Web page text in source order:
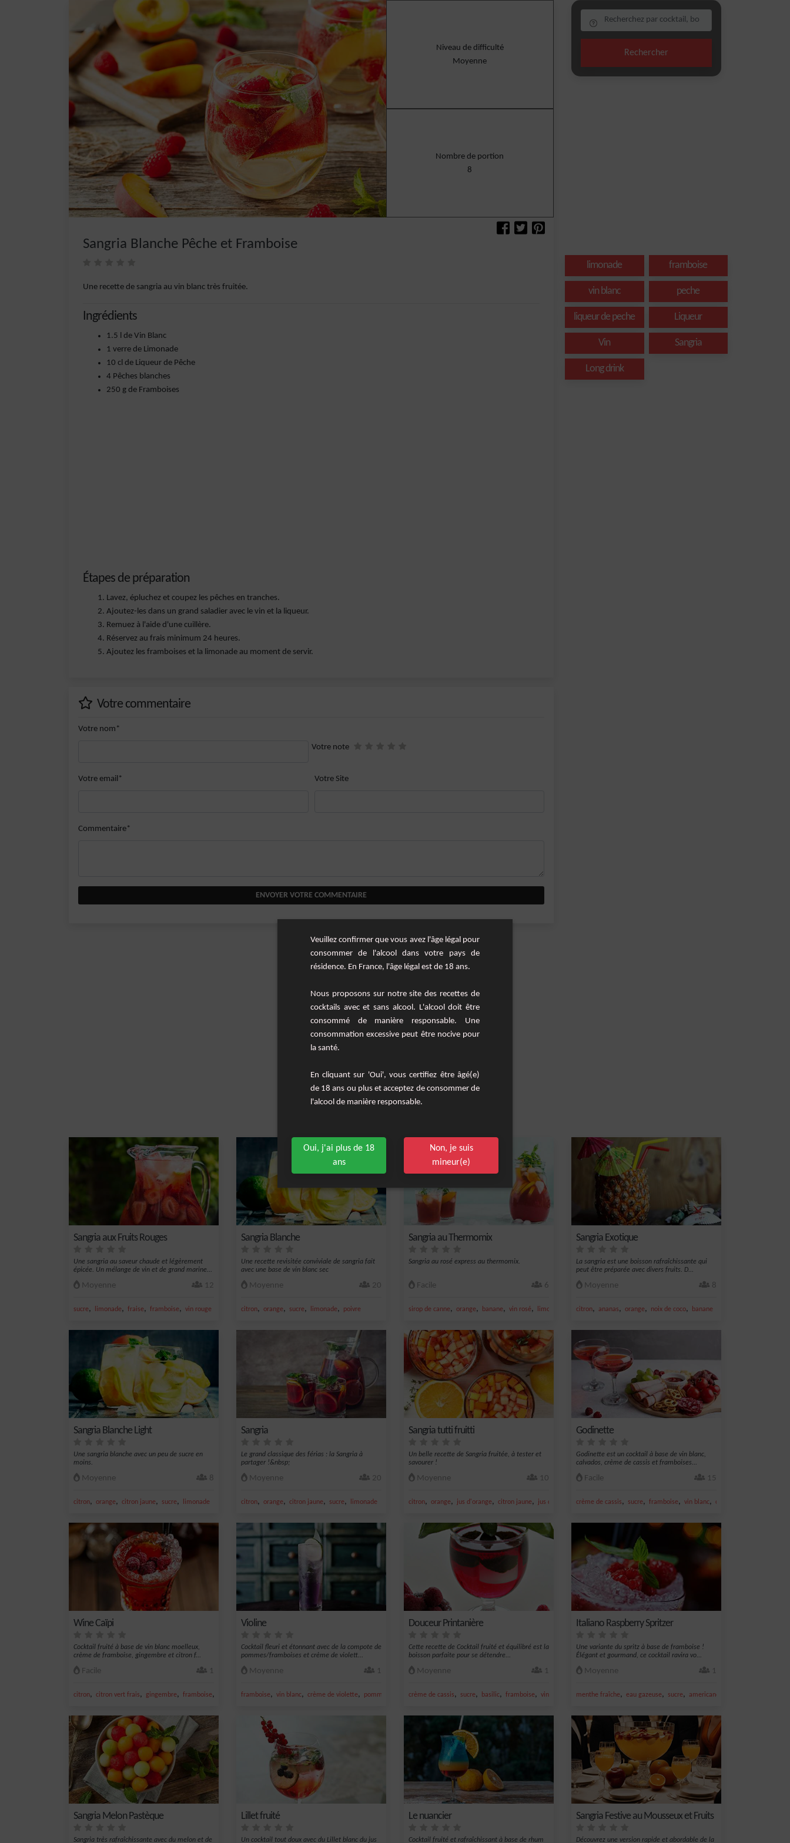
Niveau de difficulté
Moyenne
Nombre de portion
8
Sangria Blanche Pêche et Framboise
Une recette de sangria au vin blanc très fruitée.
Ingrédients
1.5 l de Vin Blanc
1 verre de Limonade
10 cl de Liqueur de Pêche
4 Pêches blanches
250 g de Framboises
Étapes de préparation
Lavez, épluchez et coupez les pêches en tranches.
Ajoutez-les dans un grand saladier avec le vin et la liqueur.
Remuez à l'aide d'une cuillère.
Réservez au frais minimum 24 heures.
Ajoutez les framboises et la limonade au moment de servir.
Votre commentaire
Votre nom*
Votre note
Votre email* Votre Site
Commentaire*
ENVOYER VOTRE COMMENTAIRE
Rechercher
limonade framboise
vin blanc peche
liqueur de peche Liqueur
Vin Sangria
Long drink
Sangria aux Fruits Rouges
Une sangria au saveur chaude et légèrement
épicée. Un mélange de vin et de grand marine...
Moyenne 12
sucre, limonade, fraise, framboise, vin rouge
Sangria Blanche
Une recette revisitée conviviale de sangria fait
avec une base de vin blanc sec
Moyenne 20
citron, orange, sucre, limonade, poivre
Sangria au Thermomix
Sangria au rosé express au thermomix.
Facile 6
sirop de canne, orange, banane, vin rosé, limonade
Sangria Exotique
La sangria est une boisson rafraîchissante qui
peut être préparée avec divers fruits. D...
Moyenne 8
citron, ananas, orange, noix de coco, banane
Sangria Blanche Light
Une sangria blanche avec un peu de sucre en
moins.
Moyenne 8
citron, orange, citron jaune, sucre, limonade
Sangria
Le grand classique des férias : la Sangria à
partager !&nbsp;
Moyenne 20
citron, orange, citron jaune, sucre, limonade
Sangria tutti fruitti
Un belle recette de Sangria fruitée, à tester et
savourer !
Moyenne 10
citron, orange, jus d'orange, citron jaune, jus de citron jaune
Godinette
Godinette est un cocktail à base de vin blanc,
calvados, crème de cassis et framboises...
Facile 15
crème de cassis, sucre, framboise, vin blanc, calvados
Wine Caïpi
Cocktail fruité à base de vin blanc moelleux,
crème de framboise, gingembre et citron f...
Facile 1
citron, citron vert frais, gingembre, framboise, vin blanc
Violine
Cocktail fleuri et étonnant avec de la compote de
pommes/framboises et crème de violett...
Moyenne 1
framboise, vin blanc, crème de violette, pomme vin blanc sec
Douceur Printanière
Cette recette de Cocktail fruité et équilibré est la
boisson parfaite pour se détendre...
Moyenne 1
crème de cassis, sucre, basilic, framboise, vin pétillant
Italiano Raspberry Spritzer
Une variante du spritz à base de framboise !
Élégant et gourmand, ce cocktail ravira vo...
Moyenne 1
menthe fraîche, eau gazeuse, sucre, americano
Sangria Melon Pastèque
Sangria très rafraîchissante avec du melon et de
Lillet fruité
Un cocktail tout doux avec du Lillet blanc du jus
Le nuancier
Cocktail fruité et rafraîchissant à base de rhum
Sangria Festive au Mousseux et Fruits
Découvrez une version rapide et abordable de la
Veuillez confirmer que vous avez l'âge légal pour
consommer de l'alcool dans votre pays de
résidence. En France, l'âge légal est de 18 ans.
Nous proposons sur notre site des recettes de
cocktails avec et sans alcool. L'alcool doit être
consommé de manière responsable. Une
consommation excessive peut être nocive pour
la santé.
En cliquant sur 'Oui', vous certifiez être âgé(e)
de 18 ans ou plus et acceptez de consommer de
l'alcool de manière responsable.
Oui, j'ai plus de 18
ans
Non, je suis
mineur(e)